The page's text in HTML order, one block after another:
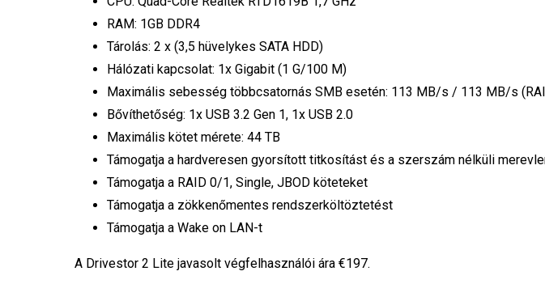
RAM: 1GB DDR4
Tárolás: 2 x (3,5 hüvelykes SATA HDD)
Hálózati kapcsolat: 1x Gigabit (1 G/100 M)
Maximális sebesség többcsatornás SMB esetén: 113 MB/s / 113 MB/s
Bővíthetőség: 1x USB 3.2 Gen 1, 1x USB 2.0
Maximális kötet mérete: 44 TB
Támogatja a hardveresen gyorsított titkosítást és a szerszám nélküli
Támogatja a RAID 0/1, Single, JBOD köteteket
Támogatja a zökkenőmentes rendszerköltöztetést
Támogatja a Wake on LAN-t
A Drivestor 2 Lite javasolt végfelhasználói ára €197.